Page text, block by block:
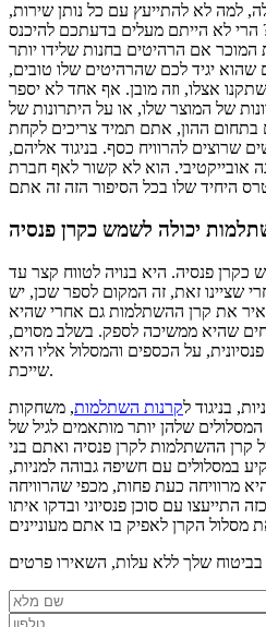
למה לא להתייעץ עם כל נותן שירות,
הרי לא הייתם מעלים בדעתכם להיכנס
המוכר אם הרהיטים בחנות שלידו יותר
שהוא יגיד לכם שהרהיטים שלו טובים,
שתקנו אצלו, וזה מובן. אף אחד לא יספר
של המוצר שלו, או על היתרונות של
ההון, אתם תמיד צריכים לקחת
שרוצים להרוויח כסף. בניגוד אליהם,
אובייקטיבי. הוא לא קשור לאף חברת
פנסיה. היא בנויה לטווח קצר עד
שציינו זאת, זה המקום לספר שכן, יש
את קרן ההשתלמות גם אחרי שהיא
שהיא ממשיכה לספק. בשלב מסוים,
על הכספים והמסלול אליו היא
שייכת.
בניגוד לקרנות השתלמות, משחקות
שלהן יותר מותאמים לגיל של
ההשתלמות לקרן פנסיה ואתם בני
במסלולים עם חשיפה גבוהה למניות,
מרוויחה כעת פחות, מכפי שהרוויחה
התייעצו עם סוכן פנסיוני ובדקו איתו